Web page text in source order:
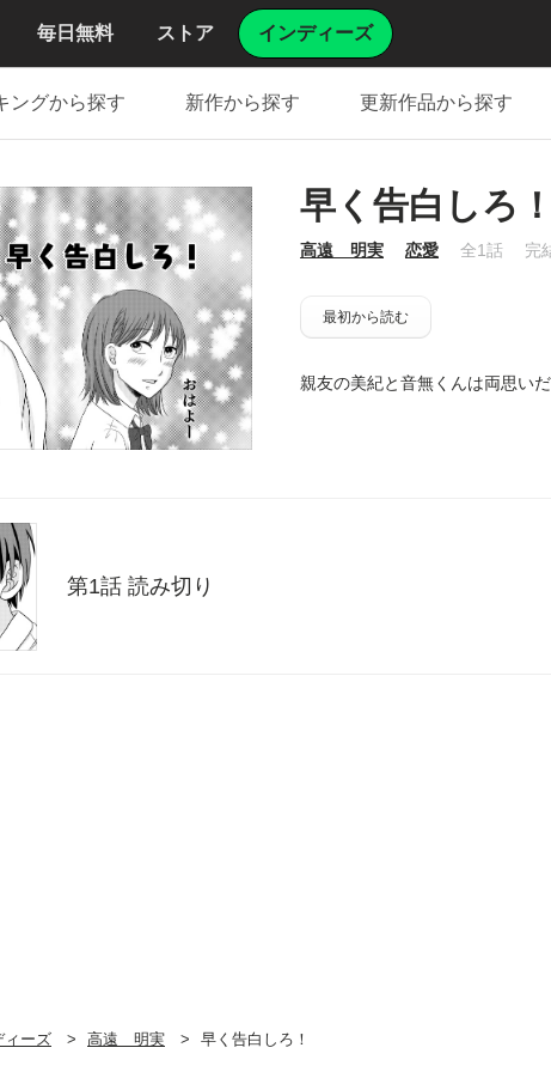
毎日無料 ストア インディーズ
ングから探す 新作から探す 更新作品から探す
早く告白しろ！
高遠 明実 恋愛 全1話 完
最初から読む
親友の美紀と音無くんは両思い
第1話 読み切り
ィーズ 高遠 明実 早く告白しろ！